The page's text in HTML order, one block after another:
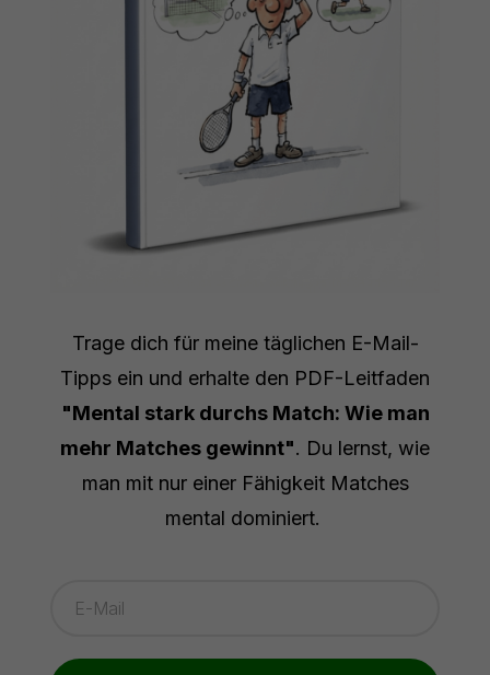
Trage dich für meine täglichen E-Mail-
Tipps ein und erhalte den PDF-Leitfaden
"Mental stark durchs Match: Wie man
mehr Matches gewinnt". Du lernst, wie
man mit nur einer Fähigkeit Matches
mental dominiert.